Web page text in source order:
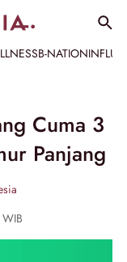
B-NATION
Cuma 3
Panjang